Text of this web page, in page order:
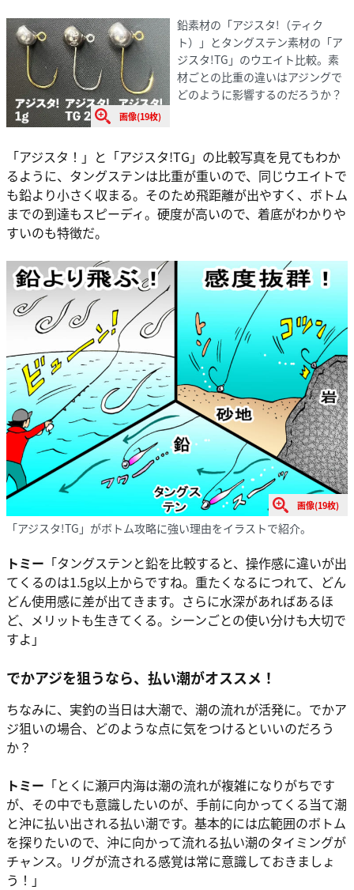
画像(19枚)
鉛素材の「アジスタ!（ティク
ト）」とタングステン素材の「ア
ジスタ!TG」のウエイト比較。素
材ごとの比重の違いはアジングで
どのように影響するのだろうか？
「アジスタ！」と「アジスタ!TG」の比較写真を見てもわか
るように、タングステンは比重が重いので、同じウエイトで
も鉛より小さく収まる。そのため飛距離が出やすく、ボトム
までの到達もスピーディ。硬度が高いので、着底がわかりや
すいのも特徴だ。
画像(19枚)
「アジスタ!TG」がボトム攻略に強い理由をイラストで紹介。
トミー 「タングステンと鉛を比較すると、操作感に違いが出
てくるのは1.5g以上からですね。重たくなるにつれて、どん
どん使用感に差が出てきます。さらに水深があればあるほ
ど、メリットも生きてくる。シーンごとの使い分けも大切で
すよ」
でかアジを狙うなら、払い潮がオススメ！
ちなみに、実釣の当日は大潮で、潮の流れが活発に。でかア
ジ狙いの場合、どのような点に気をつけるといいのだろう
か？
トミー 「とくに瀬戸内海は潮の流れが複雑になりがちです
が、その中でも意識したいのが、手前に向かってくる当て潮
と沖に払い出される払い潮です。基本的には広範囲のボトム
を探りたいので、沖に向かって流れる払い潮のタイミングが
チャンス。リグが流される感覚は常に意識しておきましょ
う！」